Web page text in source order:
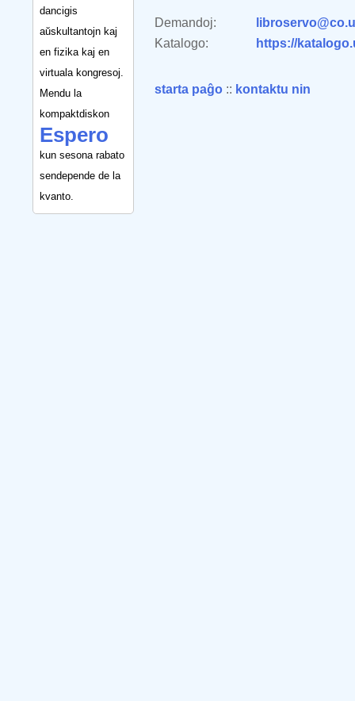
dancigis
aŭskultantojn kaj
en fizika kaj en
virtuala kongresoj.
Mendu la
kompaktdiskon
Espero
kun sesona rabato
sendepende de la
kvanto.
Demandoj:
Katalogo:
https://
starta paĝo :: kontaktu nin